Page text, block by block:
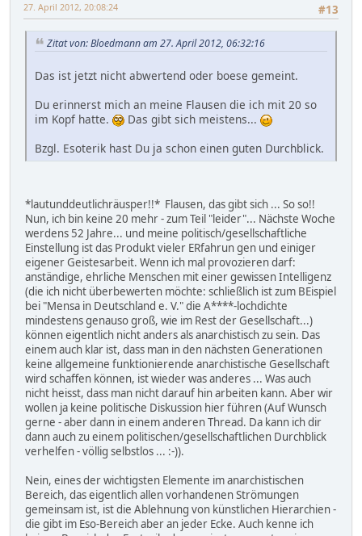
#13
27. April 2012, 20:08:24
Zitat von: Bloedmann am 27. April 2012, 06:32:16
Das ist jetzt nicht abwertend oder boese gemeint.
Du erinnerst mich an meine Flausen die ich mit 20 so
im Kopf hatte.
Das gibt sich meistens...
Bzgl. Esoterik hast Du ja schon einen guten Durchblick.
*lautunddeutlichräusper!!* Flausen, das gibt sich ... So so!!
Nun, ich bin keine 20 mehr - zum Teil "leider"... Nächste Woche
werdens 52 Jahre... und meine politisch/gesellschaftliche
Einstellung ist das Produkt vieler ERfahrun gen und einiger
eigener Geistesarbeit. Wenn ich mal provozieren darf:
anständige, ehrliche Menschen mit einer gewissen Intelligenz
(die ich nicht überbewerten möchte: schließlich ist zum BEispiel
bei "Mensa in Deutschland e. V." die A****-lochdichte
mindestens genauso groß, wie im Rest der Gesellschaft...)
können eigentlich nicht anders als anarchistisch zu sein. Das
einem auch klar ist, dass man in den nächsten Generationen
keine allgemeine funktionierende anarchistische Gesellschaft
wird schaffen können, ist wieder was anderes ... Was auch
nicht heisst, dass man nicht darauf hin arbeiten kann. Aber wir
wollen ja keine politische Diskussion hier führen (Auf Wunsch
gerne - aber dann in einem anderen Thread. Da kann ich dir
dann auch zu einem politischen/gesellschaftlichen Durchblick
verhelfen - völlig selbstlos ... :-)).
Nein, eines der wichtigsten Elemente im anarchistischen
Bereich, das eigentlich allen vorhandenen Strömungen
gemeinsam ist, ist die Ablehnung von künstlichen Hierarchien -
die gibt im Eso-Bereich aber an jeder Ecke. Auch kenne ich